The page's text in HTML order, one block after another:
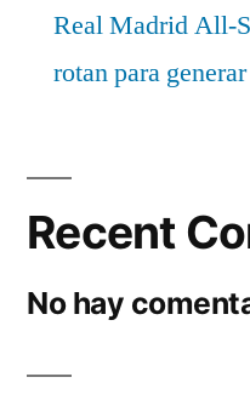
Real Madrid All-
rotan para
Recent
No hay